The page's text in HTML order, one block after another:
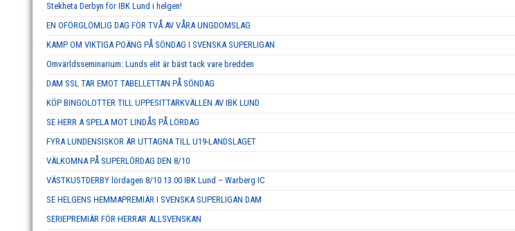
Stekheta Derbyn för IBK Lund i helgen!
EN OFÖRGLÖMLIG DAG FÖR TVÅ AV VÅRA UNGDOMSLAG
KAMP OM VIKTIGA POÄNG PÅ SÖNDAG I SVENSKA SUPERLIGAN
Omvärldsseminarium: Lunds elit är bäst tack vare bredden
DAM SSL TAR EMOT TABELLETTAN PÅ SÖNDAG
KÖP BINGOLOTTER TILL UPPESITTARKVÄLLEN AV IBK LUND
SE HERR A SPELA MOT LINDÅS PÅ LÖRDAG
FYRA LUNDENSISKOR ÄR UTTAGNA TILL U19-LANDSLAGET
VÄLKOMNA PÅ SUPERLÖRDAG DEN 8/10
VÄSTKUSTDERBY lördagen 8/10 13.00 IBK Lund – Warberg IC
SE HELGENS HEMMAPREMIÄR I SVENSKA SUPERLIGAN DAM
SERIEPREMIÄR FÖR HERRAR ALLSVENSKAN